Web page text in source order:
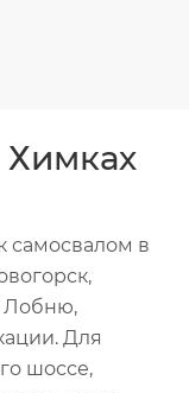
Химках
самосвалом в
Лобню,
Для
шоссе,